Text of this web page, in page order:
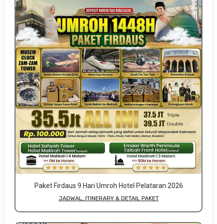
Paket Firdaus 9 Hari Umroh Hotel Pelataran 2026
JADWAL, ITINERARY & DETAIL PAKET